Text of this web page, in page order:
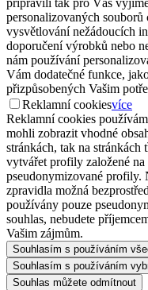
připravili tak pro Vás
personalizovaných
vysvětlování nežádoucích
doporučení výrobků nebo
nám používání
Vám dodatečné funkce,
přizpůsobených Vašim
Reklamní cookiesvíce
Reklamní cookies
mohli zobrazit vhodné
stránkách, tak na
vytvářet profily založené
pseudonymizované profily.
zpravidla možná
používány pouze
souhlas, nebudete
Vašim zájmům.
Souhlasím s používáním
Souhlasím s používáním
Souhlas můžete odmítnout